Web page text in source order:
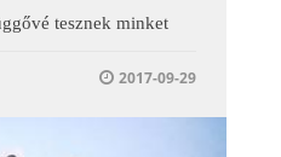
tesznek minket
2017-09-29